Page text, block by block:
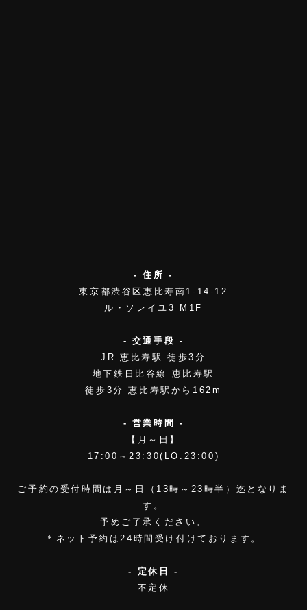
- 住所 -
東京都渋谷区恵比寿南1-14-12
ル・ソレイユ3 M1F
- 交通手段 -
JR 恵比寿駅 徒歩3分
地下鉄日比谷線 恵比寿駅
徒歩3分 恵比寿駅から162m
- 営業時間 -
【月～日】
17:00～23:30(LO.23:00)
ご予約の受付時間は月～日（13時～23時半）迄となりま
す。
予めご了承ください。
＊ネット予約は24時間受け付けております。
- 定休日 -
不定休